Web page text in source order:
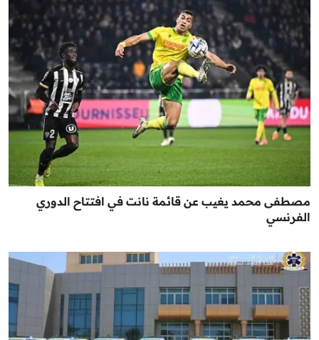
مصطفى محمد يغيب عن قائمة نانت في افتتاح الدوري
الفرنسي